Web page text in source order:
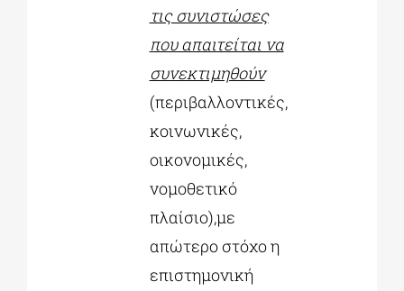
τις συνιστώσες
που απαιτείται να
συνεκτιμηθούν
(περιβαλλοντικές,
κοινωνικές,
οικονομικές,
νομοθετικό
πλαίσιο),με
απώτερο στόχο η
επιστημονική